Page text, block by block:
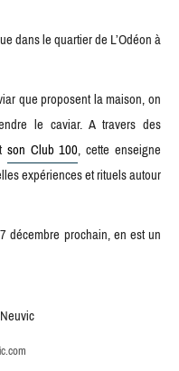
dans le quartier de L’Odéon à
que proposent la maison, on
le caviar. A travers des
son Club 100, cette enseigne
expériences et rituels autour
décembre prochain, en est un